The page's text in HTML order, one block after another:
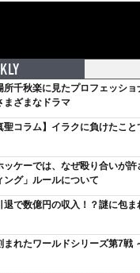
所千秋楽に見たプロフェッシ
まざまなドラマ
聖コラム】イラクに負けたこ
ッケーでは、なぜ殴り合いが
ング」ルールについて
退で数億円の収入！？謎に包
まれたワールドシリーズ第7戦